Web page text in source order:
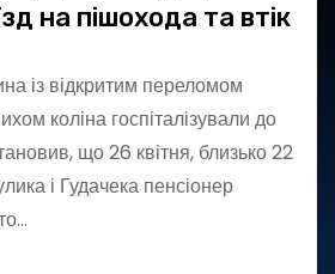
на пішохода та втік
із відкритим переломом
коліна госпіталізували до
що 26 квітня, близько 22
і Гудачека пенсіонер